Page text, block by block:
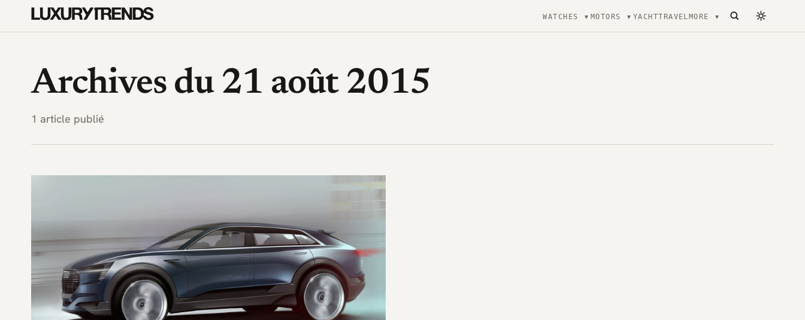
WATCHES MOTORS YACHTTRAVELMORE
Archives du 21 août 2015
1 article publié